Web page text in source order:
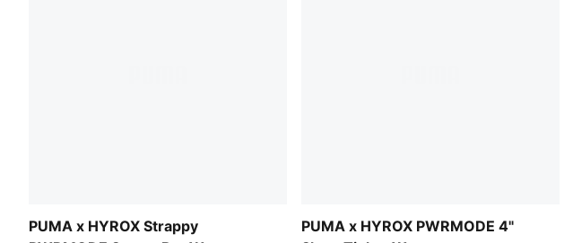
PUMA x HYROX Strappy
PUMA x HYROX PWRMODE 4"